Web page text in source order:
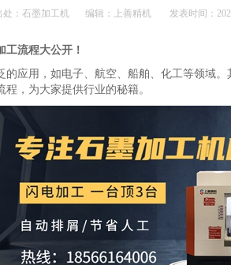
处：石墨加工机 编辑：上善精机 发表时间：
工流程大公开！
的应用，如电子、航空、船舶、化工等领域
，为大家提供行业的秘籍。